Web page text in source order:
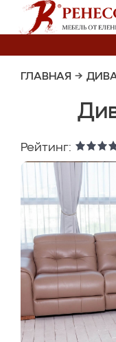
ГЛАВНАЯ →
Рейтинг: